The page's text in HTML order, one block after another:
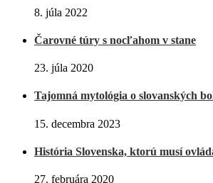
8. júla 2022
Čarovné túry s nocľahom v stane
23. júla 2020
Tajomná mytológia o slovanských
15. decembra 2023
História Slovenska, ktorú musí
27. februára 2020